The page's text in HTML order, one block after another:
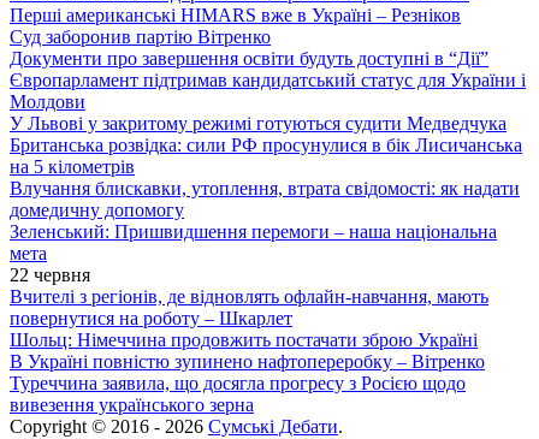
Перші американські HIMARS вже в Україні – Резніков
Суд заборонив партію Вітренко
Документи про завершення освіти будуть доступні в “Дії”
Європарламент підтримав кандидатський статус для України і
Молдови
У Львові у закритому режимі готуються судити Медведчука
Британська розвідка: сили РФ просунулися в бік Лисичанська
на 5 кілометрів
Влучання блискавки, утоплення, втрата свідомості: як надати
домедичну допомогу
Зеленський: Пришвидшення перемоги – наша національна
мета
22 червня
Вчителі з регіонів, де відновлять офлайн-навчання, мають
повернутися на роботу – Шкарлет
Шольц: Німеччина продовжить постачати зброю Україні
В Україні повністю зупинено нафтопереробку – Вітренко
Туреччина заявила, що досягла прогресу з Росією щодо
вивезення українського зерна
Copyright © 2016 - 2026 Сумські Дебати.